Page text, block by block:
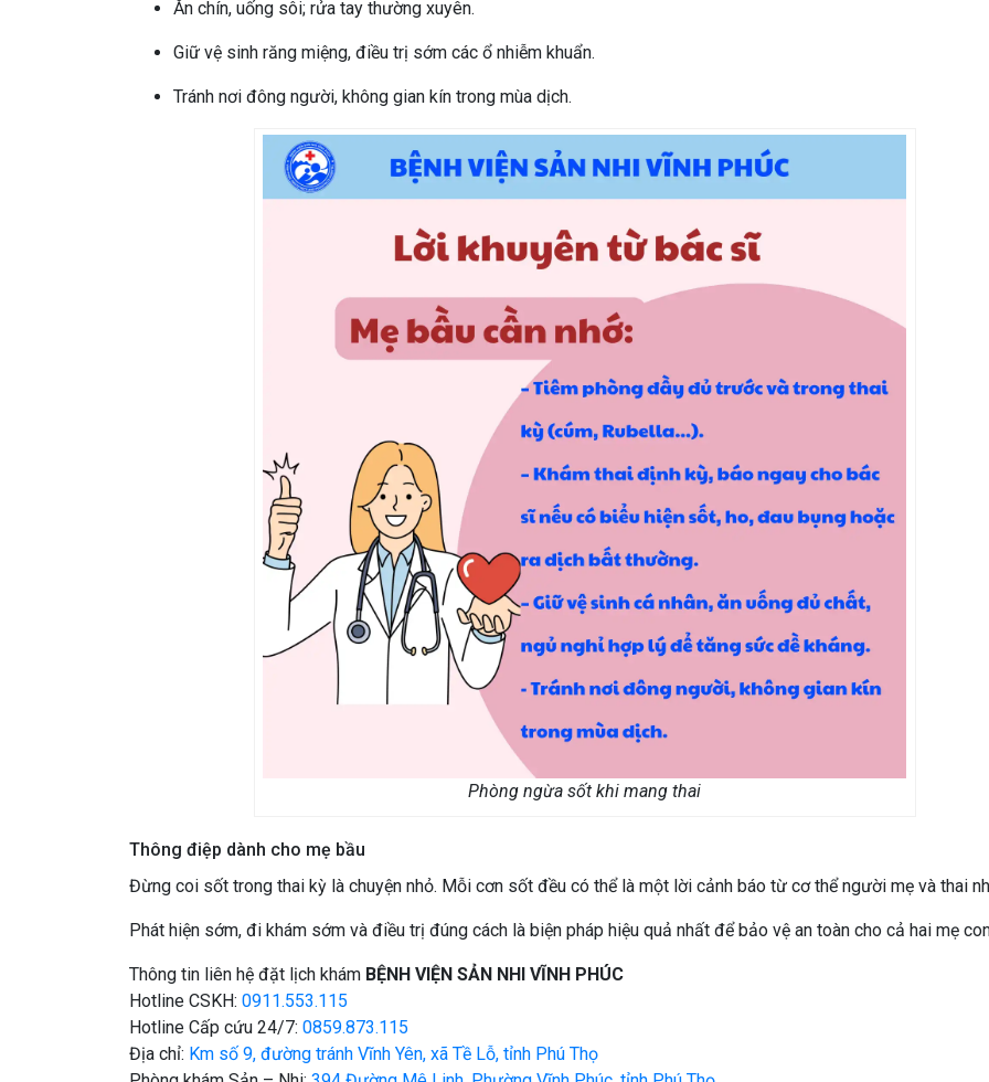
Ăn chín, uống sôi; rửa tay thường xuyên.
Giữ vệ sinh răng miệng, điều trị sớm các ổ nhiễm khuẩn.
Tránh nơi đông người, không gian kín trong mùa dịch.
Phòng ngừa sốt khi mang thai
Thông điệp dành cho mẹ bầu
Đừng coi sốt trong thai kỳ là chuyện nhỏ. Mỗi cơn sốt đều có thể là một lời cảnh báo từ cơ thể người mẹ và thai
Phát hiện sớm, đi khám sớm và điều trị đúng cách là biện pháp hiệu quả nhất để bảo vệ an toàn cho cả hai mẹ
Thông tin liên hệ đặt lịch khám BỆNH VIỆN SẢN NHI VĨNH PHÚC
Hotline CSKH: 0911.553.115
Hotline Cấp cứu 24/7: 0859.873.115
Địa chỉ: Km số 9, đường tránh Vĩnh Yên, xã Tề Lỗ, tỉnh Phú Thọ